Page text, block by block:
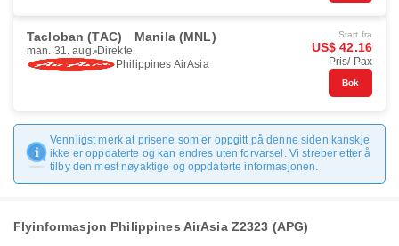
Tacloban (TAC) Manila (MNL)
man. 31. aug. Direkte
Philippines AirAsia
Start fra
US$ 42.16
Pris/ Pax
Bok
Vennligst merk at prisene som er oppgitt på denne siden kanskje
ikke er oppdaterte og kan endres uten forvarsel. Vi streber etter å
tilby den mest nøyaktige og oppdaterte informasjonen.
Flyinformasjon Philippines AirAsia Z2323 (APG)